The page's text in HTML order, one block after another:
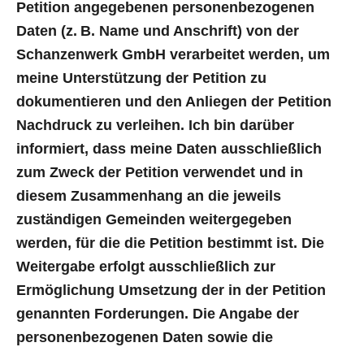
Petition angegebenen personenbezogenen
Daten (z. B. Name und Anschrift) von der
Schanzenwerk GmbH verarbeitet werden, um
meine Unterstützung der Petition zu
dokumentieren und den Anliegen der Petition
Nachdruck zu verleihen. Ich bin darüber
informiert, dass meine Daten ausschließlich
zum Zweck der Petition verwendet und in
diesem Zusammenhang an die jeweils
zuständigen Gemeinden weitergegeben
werden, für die die Petition bestimmt ist. Die
Weitergabe erfolgt ausschließlich zur
Ermöglichung Umsetzung der in der Petition
genannten Forderungen. Die Angabe der
personenbezogenen Daten sowie die